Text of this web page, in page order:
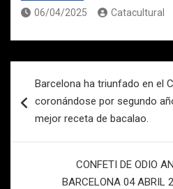
06/04/2025 Catacultural
de
entradas
Barcelona ha triunfado en el
coronándose por segundo
mejor receta de bacalao.
CONFETI DE ODIO
BARCELONA 04 ABRIL